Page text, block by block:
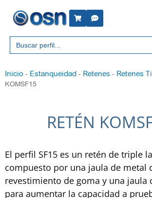
Buscar:
Inicio - Estanqueidad - Retenes - Retenes
KOMSF15
RETÉN
El perfil SF15 es un retén de triple
compuesto por una jaula de metal
revestimiento de goma y una jaula
para aumentar la capacidad a